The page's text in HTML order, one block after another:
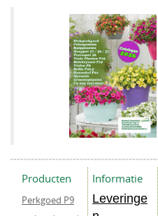
Producten
Perkgoed P9
Informatie
Leveringe